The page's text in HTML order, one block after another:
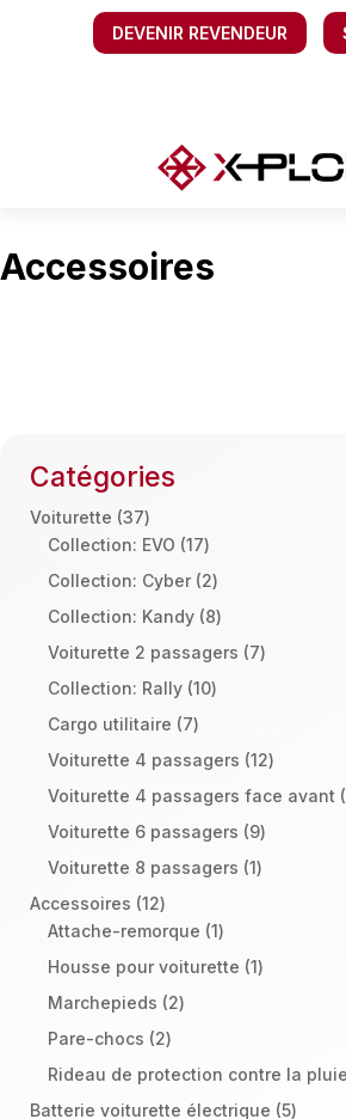
DEVENIR REVENDEUR
Accessoires
Catégories
Voiturette 3737
produits
Collection: EVO 1717
produits
Collection: Cyber 22
produits
Collection: Kandy 88
produits
Voiturette 2 passagers 77
Collection: Rally 1010
Cargo utilitaire 77
produits
Voiturette 4 passagers 1212
produits
Voiturette 4 passagers face avant
Voiturette 6 passagers 99
produits
Voiturette 8 passagers 11
Accessoires 1212
produits
Attache-remorque 11
produit
Housse pour voiturette 11
Marchepieds 22
Pare-chocs 22
produits
Rideau de protection contre la pluie
Batterie voiturette électrique 55